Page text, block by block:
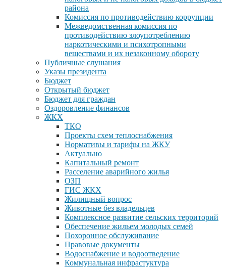
района
Комиссия по противодействию коррупции
Межведомственная комиссия по
противодействию злоупотреблению
наркотическими и психотропными
веществами и их незаконному обороту
Публичные слушания
Указы президента
Бюджет
Открытый бюджет
Бюджет для граждан
Оздоровление финансов
ЖКХ
ТКО
Проекты схем теплоснабжения
Нормативы и тарифы на ЖКУ
Актуально
Капитальный ремонт
Расселение аварийного жилья
ОЗП
ГИС ЖКХ
Жилищный вопрос
Животные без владельцев
Комплексное развитие сельских территорий
Обеспечение жильем молодых семей
Похоронное обслуживание
Правовые документы
Водоснабжение и водоотведение
Коммунальная инфрастуктура